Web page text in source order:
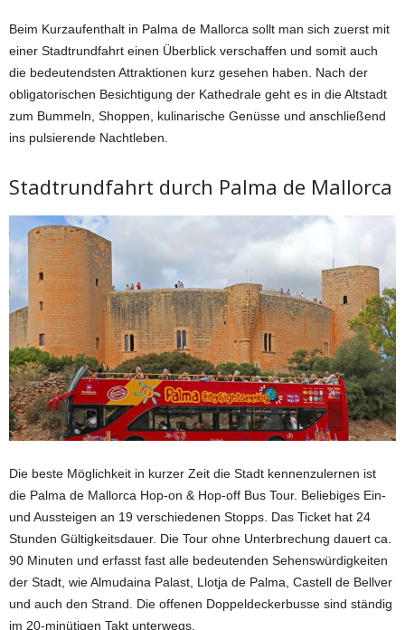
Beim Kurzaufenthalt in Palma de Mallorca sollt man sich zuerst mit
einer Stadtrundfahrt einen Überblick verschaffen und somit auch
die bedeutendsten Attraktionen kurz gesehen haben. Nach der
obligatorischen Besichtigung der Kathedrale geht es in die Altstadt
zum Bummeln, Shoppen, kulinarische Genüsse und anschließend
ins pulsierende Nachtleben.
Stadtrundfahrt durch Palma de Mallorca
Die beste Möglichkeit in kurzer Zeit die Stadt kennenzulernen ist
die Palma de Mallorca Hop-on & Hop-off Bus Tour. Beliebiges Ein-
und Aussteigen an 19 verschiedenen Stopps. Das Ticket hat 24
Stunden Gültigkeitsdauer. Die Tour ohne Unterbrechung dauert ca.
90 Minuten und erfasst fast alle bedeutenden Sehenswürdigkeiten
der Stadt, wie Almudaina Palast, Llotja de Palma, Castell de Bellver
und auch den Strand. Die offenen Doppeldeckerbusse sind ständig
im 20-minütigen Takt unterwegs.